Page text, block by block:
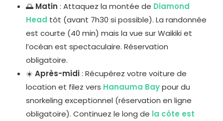
🌅 Matin : Attaquez la montée de Diamond
Head tôt (avant 7h30 si possible). La randonnée
est courte (40 min) mais la vue sur Waikiki et
l’océan est spectaculaire. Réservation
obligatoire.
☀️Après-midi: Récupérez votre voiture de
location et filez vers Hanauma Baypour du
snorkeling exceptionnel (réservation en ligne
obligatoire). Continuez le long de la côte est